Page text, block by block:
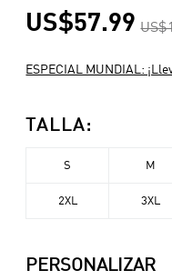
US$57.99
ESPECIAL MUNDIAL:
TALLA:
S M
2XL 3XL
PERSONALIZAR